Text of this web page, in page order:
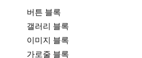
버튼 블록
갤러리 블록
이미지 블록
가로줄 블록